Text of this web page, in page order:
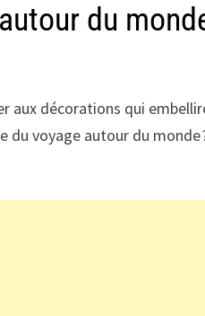
du
aux décorations qui
voyage autour du